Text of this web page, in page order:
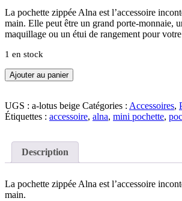
La pochette zippée Alna est l’accessoire
main. Elle peut être un grand porte-monnaie,
maquillage ou un étui de rangement pour
1 en stock
quantité
de
zippée
Alna
Ajouter au panier
UGS : a-lotus beige Catégories : Accessoires,
Étiquettes : accessoire, alna, mini pochette,
Description
La pochette zippée Alna est l’accessoire
main.